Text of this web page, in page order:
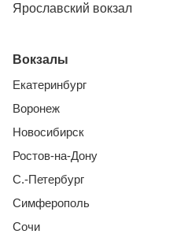
Ярославский вокзал
Вокзалы
Екатеринбург
Воронеж
Новосибирск
Ростов-на-Дону
С.-Петербург
Симферополь
Сочи